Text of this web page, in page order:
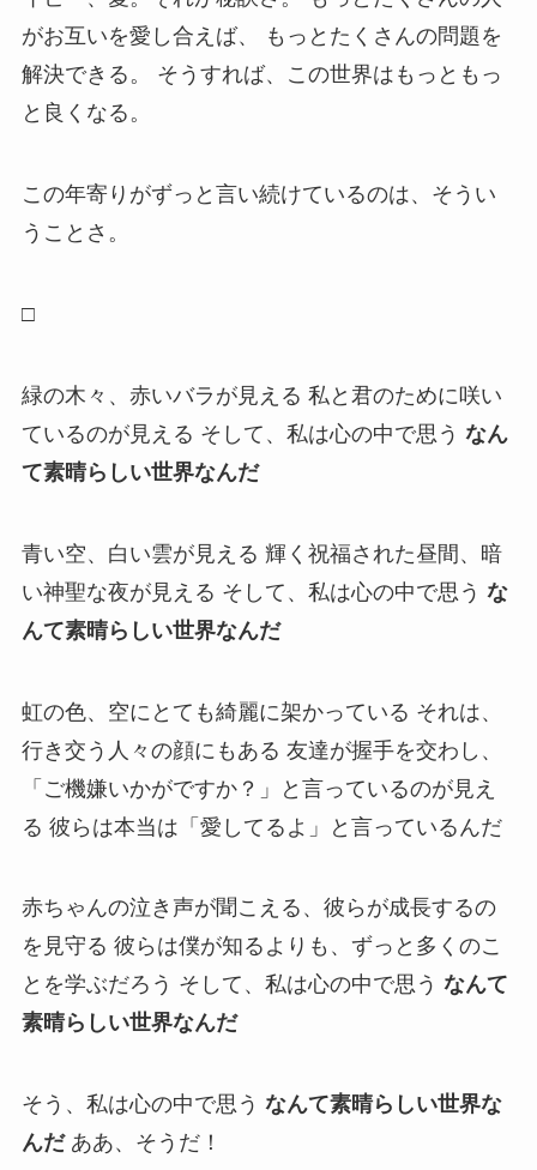
がお互いを愛し合えば、 もっとたくさんの問題を
解決できる。 そうすれば、この世界はもっともっ
と良くなる。
この年寄りがずっと言い続けているのは、そうい
うことさ。
□
緑の木々、赤いバラが見える 私と君のために咲い
ているのが見える そして、私は心の中で思う なん
て素晴らしい世界なんだ
青い空、白い雲が見える 輝く祝福された昼間、暗
い神聖な夜が見える そして、私は心の中で思う な
んて素晴らしい世界なんだ
虹の色、空にとても綺麗に架かっている それは、
行き交う人々の顔にもある 友達が握手を交わし、
「ご機嫌いかがですか？」と言っているのが見え
る 彼らは本当は「愛してるよ」と言っているんだ
赤ちゃんの泣き声が聞こえる、彼らが成長するの
を見守る 彼らは僕が知るよりも、ずっと多くのこ
とを学ぶだろう そして、私は心の中で思う なんて
素晴らしい世界なんだ
そう、私は心の中で思う なんて素晴らしい世界な
んだああ、そうだ！